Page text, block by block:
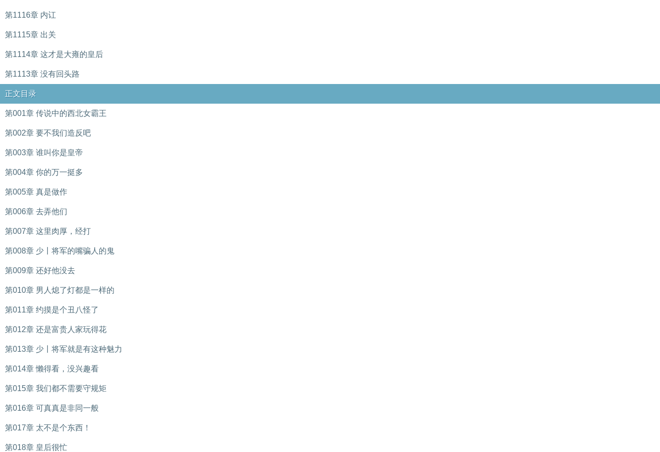
第1116章 内讧
第1115章 出关
第1114章 这才是大雍的皇后
第1113章 没有回头路
正文目录
第001章 传说中的西北女霸王
第002章 要不我们造反吧
第003章 谁叫你是皇帝
第004章 你的万一挺多
第005章 真是做作
第006章 去弄他们
第007章 这里肉厚，经打
第008章 少丨将军的嘴骗人的鬼
第009章 还好他没去
第010章 男人熄了灯都是一样的
第011章 约摸是个丑八怪了
第012章 还是富贵人家玩得花
第013章 少丨将军就是有这种魅力
第014章 懒得看，没兴趣看
第015章 我们都不需要守规矩
第016章 可真真是非同一般
第017章 太不是个东西！
第018章 皇后很忙